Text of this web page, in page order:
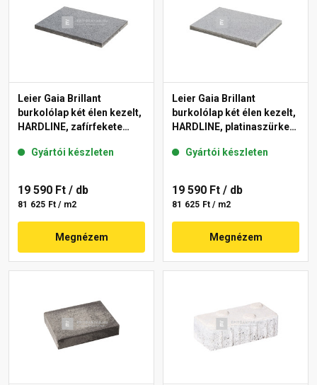
Leier Gaia Brillant
burkolólap két élen kezelt,
HARDLINE, zafírfekete
Gyártói készleten
19 590 Ft / db
81 625 Ft / m2
Megnézem
Leier Gaia Brillant
burkolólap két élen kezelt,
HARDLINE, platinaszürke
Gyártói készleten
19 590 Ft / db
81 625 Ft / m2
Megnézem